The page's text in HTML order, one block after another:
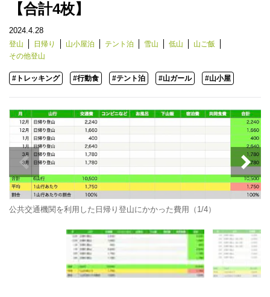
【合計4枚】
2024.4.28
登山 日帰り 山小屋泊 テント泊 雪山 低山
山ご飯
その他登山
#トレッキング #行動食 #テント泊 #山ガール #山小屋
公共交通機関を利用した日帰り登山にかかった費用（1/4）